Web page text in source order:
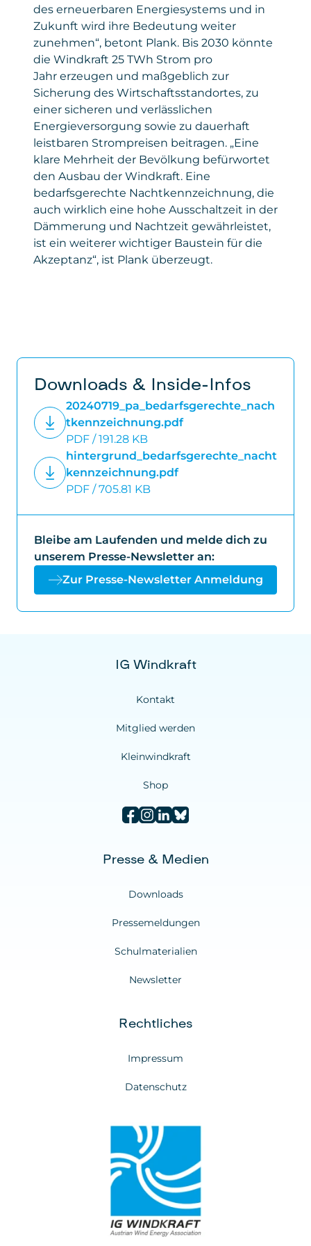
des erneuerbaren Energiesystems und in
Zukunft wird ihre Bedeutung weiter
zunehmen“, betont Plank. Bis 2030 könnte
die Windkraft 25 TWh Strom pro
Jahr erzeugen und maßgeblich zur
Sicherung des Wirtschaftsstandortes, zu
einer sicheren und verlässlichen
Energieversorgung sowie zu dauerhaft
leistbaren Strompreisen beitragen. „Eine
klare Mehrheit der Bevölkung befürwortet
den Ausbau der Windkraft. Eine
bedarfsgerechte Nachtkennzeichnung, die
auch wirklich eine hohe Ausschaltzeit in der
Dämmerung und Nachtzeit gewährleistet,
ist ein weiterer wichtiger Baustein für die
Akzeptanz“, ist Plank überzeugt.
Downloads & Inside-Infos
20240719_pa_bedarfsgerechte_nach
tkennzeichnung.pdf
PDF / 191.28 KB
hintergrund_bedarfsgerechte_nacht
kennzeichnung.pdf
PDF / 705.81 KB
Bleibe am Laufenden und melde dich zu
unserem Presse-Newsletter an:
Zur Presse-Newsletter Anmeldung
IG Windkraft
Kontakt
Mitglied werden
Kleinwindkraft
Shop
Presse & Medien
Downloads
Pressemeldungen
Schulmaterialien
Newsletter
Rechtliches
Impressum
Datenschutz
Privacy Policy
https://www.microsoft.com/de-
de/privacy/privacystatement